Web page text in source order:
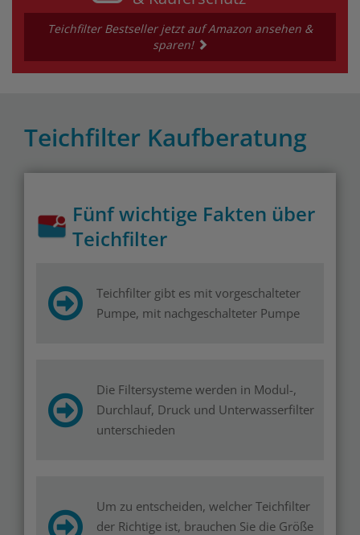
Teichfilter Bestseller jetzt auf Amazon ansehen &
sparen!
Teichfilter Kaufberatung
Fünf wichtige Fakten über
Teichfilter
Teichfilter gibt es mit vorgeschalteter
Pumpe, mit nachgeschalteter Pumpe
Die Filtersysteme werden in Modul-,
Durchlauf, Druck und Unterwasserfilter
unterschieden
Um zu entscheiden, welcher Teichfilter
der Richtige ist, brauchen Sie die Größe